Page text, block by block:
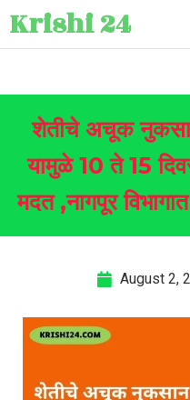
Krishi 24
शेतीचे अचूक नुकसान
यामुळे 10 ते 15
मदत ,नागपूर
August 2,